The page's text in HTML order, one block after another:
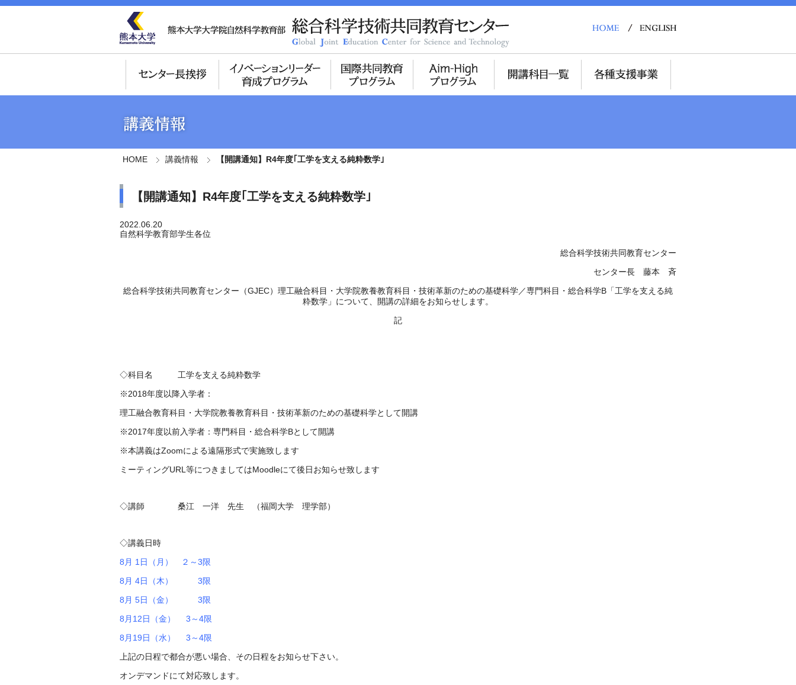
HOME 講義情報 【開講通知】R4年度｢工学を支える純粋数学｣
【開講通知】R4年度｢工学を支える純粋数学｣
2022.06.20
自然科学教育部学生各位
総合科学技術共同教育センター
センター長 藤本 斉
総合科学技術共同教育センター（GJEC）理工融合科目・大学院教養教育科目・技術革新のための基礎科学／専門科目・総合科学B「工学を支える純
粋数学」について、開講の詳細をお知らせします。
記
◇科目名 工学を支える純粋数学
※2018年度以降入学者：
理工融合教育科目・大学院教養教育科目・技術革新のための基礎科学として開講
※2017年度以前入学者：専門科目・総合科学Bとして開講
※本講義はZoomによる遠隔形式で実施致します
ミーティングURL等につきましてはMoodleにて後日お知らせ致します
◇講師 桑江 一洋 先生 （福岡大学 理学部）
◇講義日時
8月 1日（月） ２～3限
8月 4日（木） 3限
8月 5日（金） 3限
8月12日（金） 3～4限
8月19日（水） 3～4限
上記の日程で都合が悪い場合、その日程をお知らせ下さい。
オンデマンドにて対応致します。